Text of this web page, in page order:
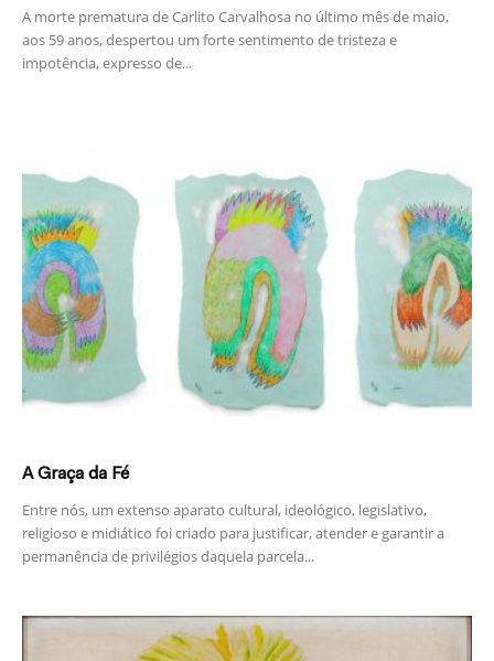
A morte prematura de Carlito Carvalhosa no último mês de maio,
aos 59 anos, despertou um forte sentimento de tristeza e
impotência, expresso de...
A Graça da Fé
Entre nós, um extenso aparato cultural, ideológico, legislativo,
religioso e midiático foi criado para justificar, atender e garantir a
permanência de privilégios daquela parcela...